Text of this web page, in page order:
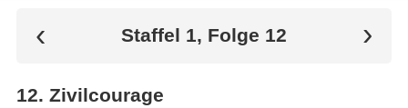
Staffel 1, Folge 12
12. Zivilcourage